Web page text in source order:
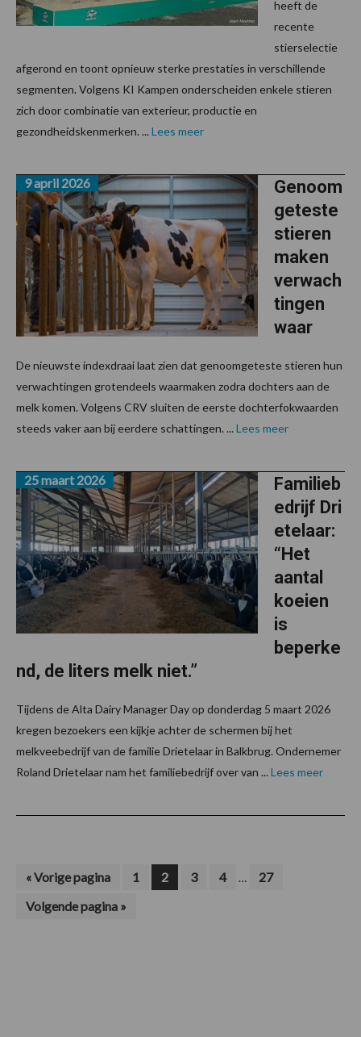
heeft de
recente
stierselectie
afgerond en toont opnieuw sterke prestaties in verschillende
segmenten. Volgens KI Kampen onderscheiden enkele stieren
zich door combinatie van exterieur, productie en
gezondheidskenmerken. ... Lees meer
Genoom
geteste
stieren
maken
verwach
tingen
waar
9 april 2026
De nieuwste indexdraai laat zien dat genoomgeteste stieren hun
verwachtingen grotendeels waarmaken zodra dochters aan de
melk komen. Volgens CRV sluiten de eerste dochterfokwaarden
steeds vaker aan bij eerdere schattingen. ... Lees meer
Familieb
edrijf Dri
etelaar:
“Het
aantal
koeien
is
beperke
nd, de liters melk niet.”
25 maart 2026
Tijdens de Alta Dairy Manager Day op donderdag 5 maart 2026
kregen bezoekers een kijkje achter de schermen bij het
melkveebedrijf van de familie Drietelaar in Balkbrug. Ondernemer
Roland Drietelaar nam het familiebedrijf over van ... Lees meer
«Ga
Vorige pagina Pagina
1 Pagina
2 Pagina
3 Pagina
4
Interim
… Pagina
27
Ga
naar
Volgende pagina »